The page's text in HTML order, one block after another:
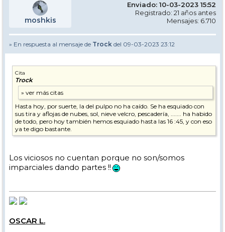
moshkis
Enviado: 10-03-2023 15:52
Registrado: 21 años antes
Mensajes: 6.710
» En respuesta al mensaje de Trock del 09-03-2023 23:12
Cita
Trock
Hasta hoy, por suerte, la del pulpo no ha caído. Se ha esquiado con
sus tira y aflojas de nubes, sol, nieve velcro, pescadería, ....... ha habido
de todo, pero hoy también hemos esquiado hasta las 16 :45, y con eso
ya te digo bastante.
Los viciosos no cuentan porque no son/somos
imparciales dando partes !!
OSCAR L.